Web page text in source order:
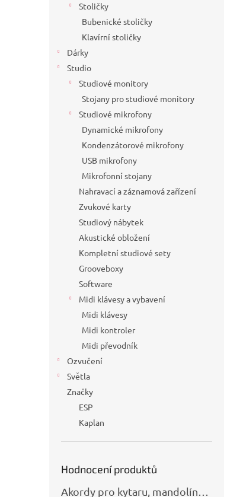
Stoličky
Bubenické stoličky
Klavírní stoličky
Dárky
Studio
Studiové monitory
Stojany pro studiové monitory
Studiové mikrofony
Dynamické mikrofony
Kondenzátorové mikrofony
USB mikrofony
Mikrofonní stojany
Nahravací a záznamová zařízení
Zvukové karty
Studiový nábytek
Akustické obložení
Kompletní studiové sety
Grooveboxy
Software
Midi klávesy a vybavení
Midi klávesy
Midi kontroler
Midi převodník
Ozvučení
Světla
Značky
ESP
Kaplan
Hodnocení produktů